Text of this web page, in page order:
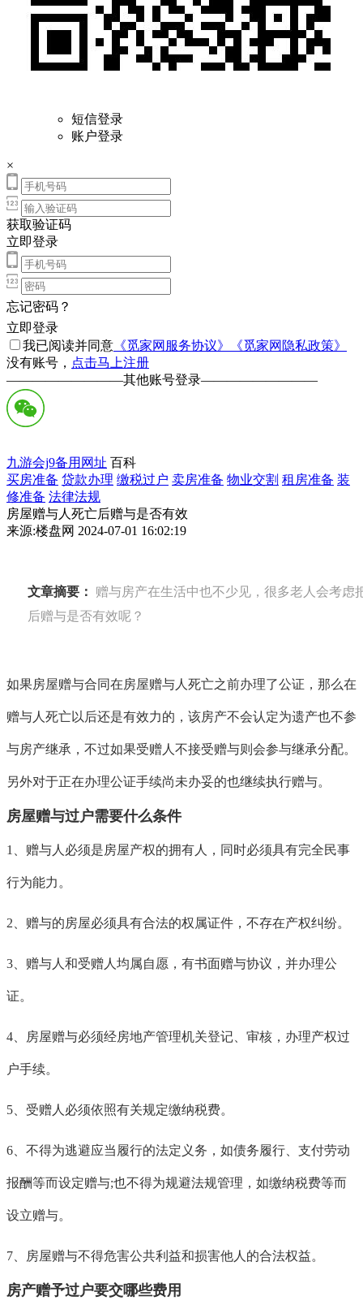
短信登录
账户登录
×
获取验证码
立即登录
忘记密码？
立即登录
我已阅读并同意 《觅家网服务协议》
《觅家网隐私政策》
没有账号， 点击马上注册
—————————其他账号登录—————————
九游会j9备用网址 百科
买房准备 贷款办理 缴税过户 卖房准备 物业交割 租房准备 装
修准备 法律法规
房屋赠与人死亡后赠与是否有效
来源:楼盘网 2024-07-01 16:02:19
文章摘要：
赠与房产在生活中也不少见，很多老人会考
后赠与是否有效呢？
如果房屋赠与合同在房屋赠与人死亡之前办理了公证，那么在
赠与人死亡以后还是有效力的，该房产不会认定为遗产也不参
与房产继承，不过如果受赠人不接受赠与则会参与继承分配。
另外对于正在办理公证手续尚未办妥的也继续执行赠与。
房屋赠与过户需要什么条件
1、赠与人必须是房屋产权的拥有人，同时必须具有完全民事
行为能力。
2、赠与的房屋必须具有合法的权属证件，不存在产权纠纷。
3、赠与人和受赠人均属自愿，有书面赠与协议，并办理公
证。
4、房屋赠与必须经房地产管理机关登记、审核，办理产权过
户手续。
5、受赠人必须依照有关规定缴纳税费。
6、不得为逃避应当履行的法定义务，如债务履行、支付劳动
报酬等而设定赠与;也不得为规避法规管理，如缴纳税费等而
设立赠与。
7、房屋赠与不得危害公共利益和损害他人的合法权益。
房产赠予过户要交哪些费用